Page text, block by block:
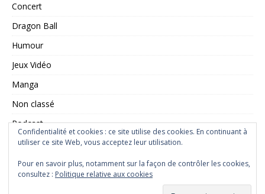
Concert
Dragon Ball
Humour
Jeux Vidéo
Manga
Non classé
Podcast
Saint Seiya
Série TV
Confidentialité et cookies : ce site utilise des cookies. En continuant à
utiliser ce site Web, vous acceptez leur utilisation.
Pour en savoir plus, notamment sur la façon de contrôler les cookies,
consultez : Politique relative aux cookies